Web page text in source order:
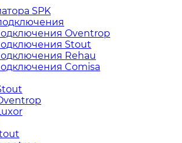
SPK
Oventrop
Stout
Rehau
Comisa